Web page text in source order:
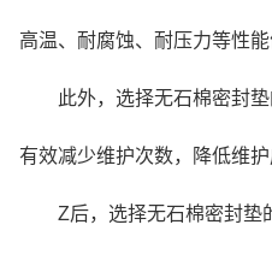
高温、耐腐蚀、耐压力等性
此外，选择无石棉密封
有效减少维护次数，降低维
Z后，选择无石棉密封垫